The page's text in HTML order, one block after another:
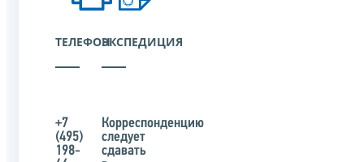
ТЕЛЕФОН
+7
(495)
198-
ЭКСПЕДИЦИЯ
Корреспонденцию
следует
сдавать